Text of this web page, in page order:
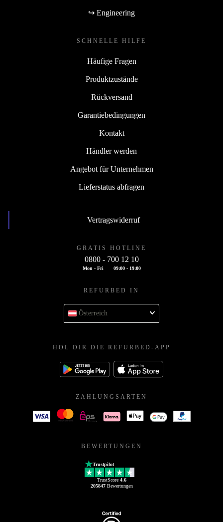
↪ Engineering
SCHNELLE HILFE
Häufige Fragen
Produktzustände
Rückversand
Garantiebedingungen
Kontakt
Händler werden
Angebot für Unternehmen
Lieferstatus abfragen
Vertragswiderruf
GRATIS HOTLINE
0800 - 700 12 10
Mon - Fri 09:00 - 19:00
REFURBED IN
Österreich
HOL DIR DIE REFURBED-APP
ZAHLUNGSARTEN
BEWERTUNGEN
Trustpilot
TrustScore 4.6
205847Bewertungen